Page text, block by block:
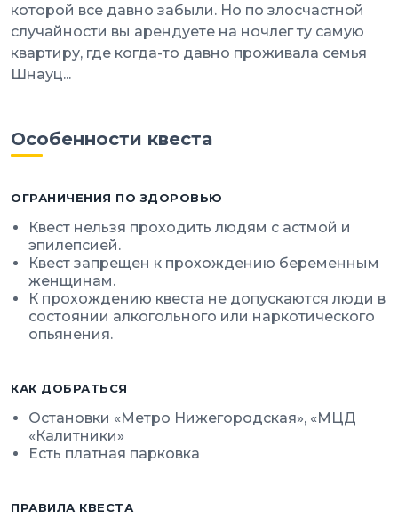
которой все давно забыли. Но по злосчастной
случайности вы арендуете на ночлег ту самую
квартиру, где когда-то давно проживала семья
Шнауц...
Особенности квеста
ОГРАНИЧЕНИЯ ПО ЗДОРОВЬЮ
Квест нельзя проходить людям с астмой и
эпилепсией.
Квест запрещен к прохождению беременным
женщинам.
К прохождению квеста не допускаются люди в
состоянии алкогольного или наркотического
опьянения.
КАК ДОБРАТЬСЯ
Остановки «Метро Нижегородская», «МЦД
«Калитники»
Есть платная парковка
ПРАВИЛА КВЕСТА